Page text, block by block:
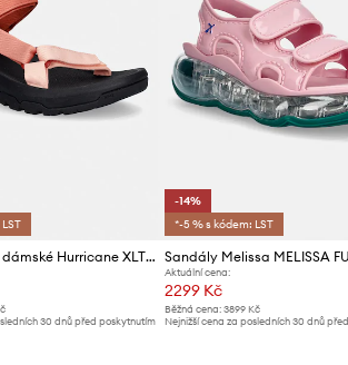
Teva sandály dámské Hurricane XLT3
30 dnů před poskytnutím
-14%
*-5 % s kódem: LST
Aktuální cena:
2299 Kč
Běžná cena: 3899 Kč
Nejnižší cena za posledních 30 dnů